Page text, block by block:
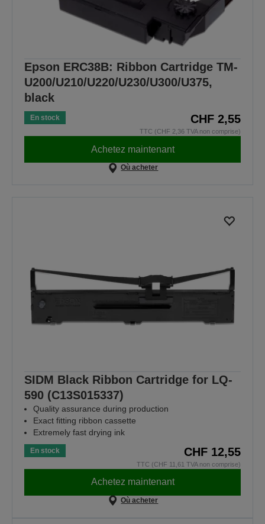
Epson ERC38B: Ribbon Cartridge TM-
U200/U210/U220/U230/U300/U375,
black
En stock CHF 2,55
TTC (CHF 2,36 TVA non comprise)
Achetez maintenant
Où acheter
SIDM Black Ribbon Cartridge for LQ-
590 (C13S015337)
Quality assurance during production
Exact fitting ribbon cassette
Extremely fast drying ink
En stock CHF 12,55
TTC (CHF 11,61 TVA non comprise)
Achetez maintenant
Où acheter